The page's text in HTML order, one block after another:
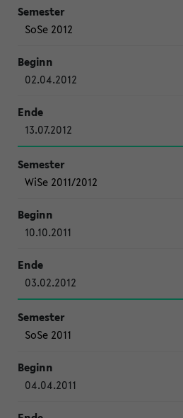
SoSe 2012
02.04.2012
13.07.2012
WiSe 2011/2012
10.10.2011
03.02.2012
SoSe 2011
04.04.2011